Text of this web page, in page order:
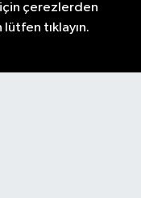
çerezlerden
tıklayın.